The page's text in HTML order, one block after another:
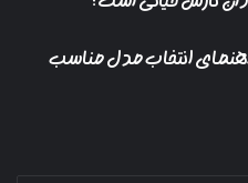
انتخاب مدل مناسب